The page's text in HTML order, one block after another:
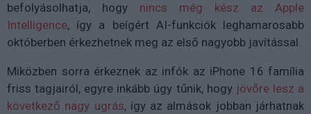
befolyásolhatja, hogy nincs még kész az Apple
Intelligence, így a beígért AI-funkciók leghamarosabb
októberben érkezhetnek meg az első nagyobb javítással.
Miközben sorra érkeznek az infók az iPhone 16 família
friss tagjairól, egyre inkább úgy tűnik, hogy jövőre lesz a
következő nagy ugrás, így az almások jobban járhatnak